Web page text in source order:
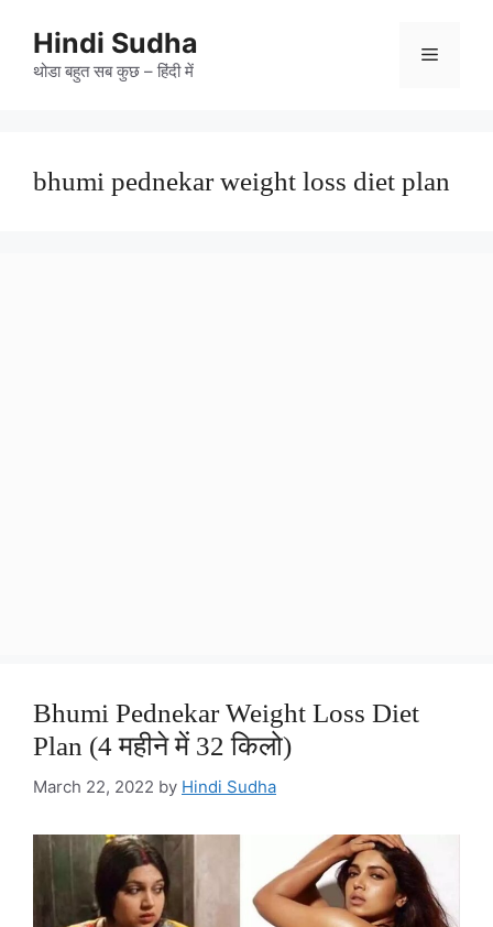
contentHindi Sudha
थोडा बहुत सब कुछ – हिंदी में
Menu
bhumi pednekar weight loss diet plan
Bhumi Pednekar Weight Loss Diet
Plan (4 महीने में 32 किलो)
March 22, 2022 by Hindi Sudha